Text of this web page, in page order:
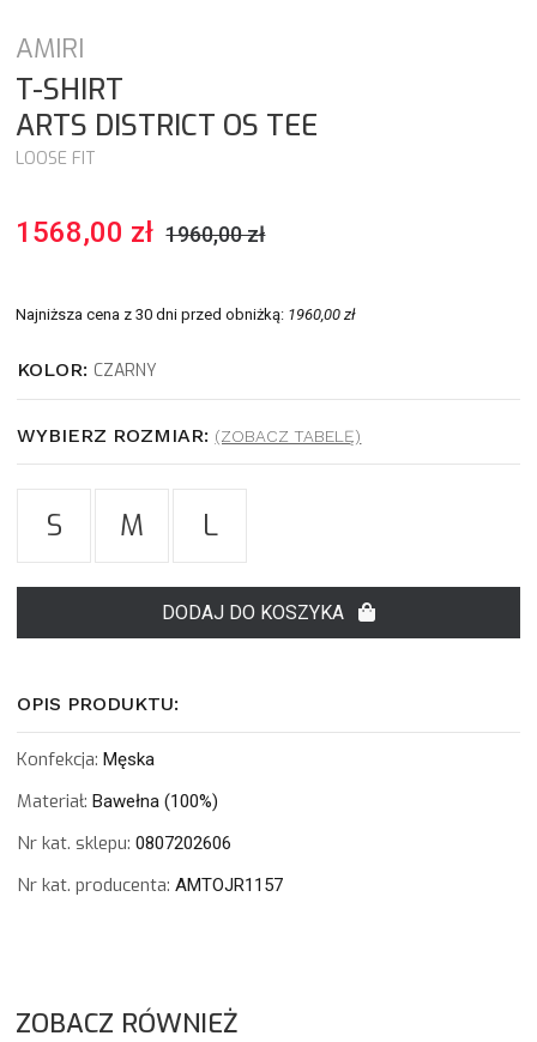
AMIRI
T-SHIRT
ARTS DISTRICT OS TEE
LOOSE FIT
1568,00 zł 1960,00 zł
Najniższa cena z 30 dni przed obniżką: 1960,00 zł
KOLOR: CZARNY
WYBIERZ ROZMIAR: (ZOBACZ TABELĘ)
S M L
DODAJ DO KOSZYKA
OPIS PRODUKTU:
Konfekcja: Męska
Materiał: Bawełna (100%)
Nr kat. sklepu: 0807202606
Nr kat. producenta: AMTOJR1157
ZOBACZ RÓWNIEŻ